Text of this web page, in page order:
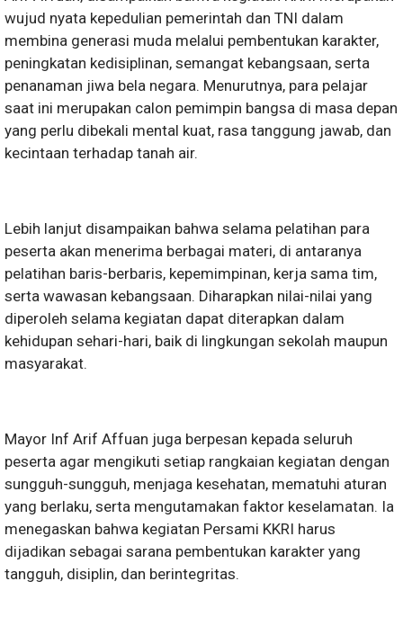
wujud nyata kepedulian pemerintah dan TNI dalam
membina generasi muda melalui pembentukan karakter,
peningkatan kedisiplinan, semangat kebangsaan, serta
penanaman jiwa bela negara. Menurutnya, para pelajar
saat ini merupakan calon pemimpin bangsa di masa depan
yang perlu dibekali mental kuat, rasa tanggung jawab, dan
kecintaan terhadap tanah air.
Lebih lanjut disampaikan bahwa selama pelatihan para
peserta akan menerima berbagai materi, di antaranya
pelatihan baris-berbaris, kepemimpinan, kerja sama tim,
serta wawasan kebangsaan. Diharapkan nilai-nilai yang
diperoleh selama kegiatan dapat diterapkan dalam
kehidupan sehari-hari, baik di lingkungan sekolah maupun
masyarakat.
Mayor Inf Arif Affuan juga berpesan kepada seluruh
peserta agar mengikuti setiap rangkaian kegiatan dengan
sungguh-sungguh, menjaga kesehatan, mematuhi aturan
yang berlaku, serta mengutamakan faktor keselamatan. Ia
menegaskan bahwa kegiatan Persami KKRI harus
dijadikan sebagai sarana pembentukan karakter yang
tangguh, disiplin, dan berintegritas.